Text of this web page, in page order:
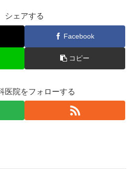
シェアする
Facebook
コピー
医院をフォローする